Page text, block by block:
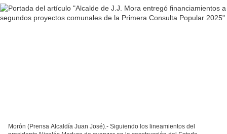
Morón (Prensa Alcaldía Juan José).- Siguiendo los lineamientos del